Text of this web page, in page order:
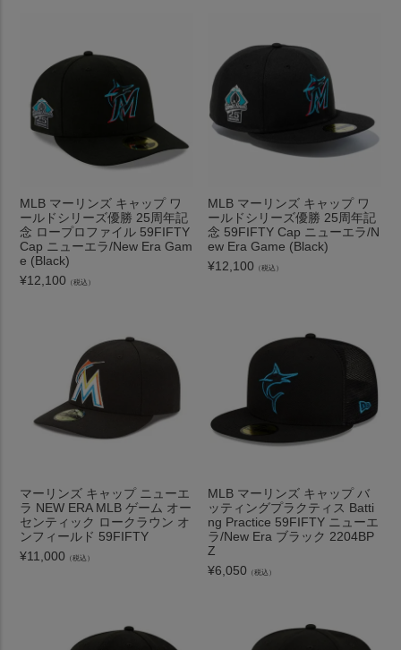
MLB マーリンズ キャップ ワ
ールドシリーズ優勝 25周年記
念 ロープロファイル 59FIFTY
Cap ニューエラ/New Era Gam
e (Black)
¥12,100 （税込）
MLB マーリンズ キャップ ワ
ールドシリーズ優勝 25周年記
念 59FIFTY Cap ニューエラ/N
ew Era Game (Black)
¥12,100 （税込）
マーリンズ キャップ ニューエ
ラ NEW ERA MLB ゲーム オー
センティック ロークラウン オ
ンフィールド 59FIFTY
¥11,000 （税込）
MLB マーリンズ キャップ バ
ッティングプラクティス Batti
ng Practice 59FIFTY ニューエ
ラ/New Era ブラック 2204BP
Z
¥6,050 （税込）